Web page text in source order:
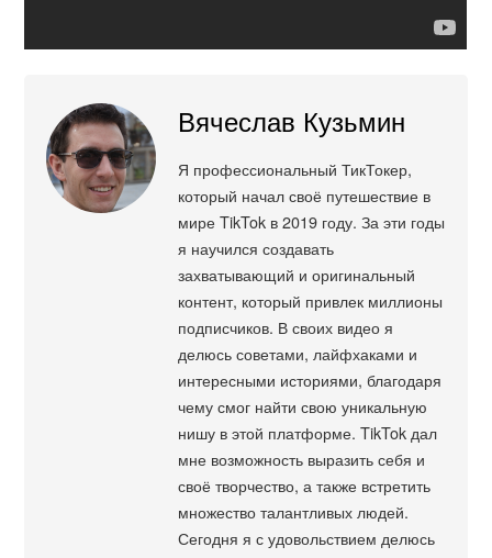
Вячеслав Кузьмин
Я профессиональный ТикТокер,
который начал своё путешествие в
мире TikTok в 2019 году. За эти годы
я научился создавать
захватывающий и оригинальный
контент, который привлек миллионы
подписчиков. В своих видео я
делюсь советами, лайфхаками и
интересными историями, благодаря
чему смог найти свою уникальную
нишу в этой платформе. TikTok дал
мне возможность выразить себя и
своё творчество, а также встретить
множество талантливых людей.
Сегодня я с удовольствием делюсь